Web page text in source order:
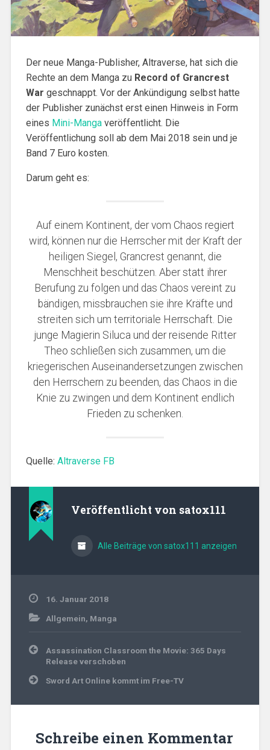
Der neue Manga-Publisher, Altraverse, hat sich die
Rechte an dem Manga zu Record of Grancrest
War geschnappt. Vor der Ankündigung selbst hatte
der Publisher zunächst erst einen Hinweis in Form
eines Mini-Mangaveröffentlicht. Die
Veröffentlichung soll ab dem Mai 2018 sein und je
Band 7 Euro kosten.
Darum geht es:
Auf einem Kontinent, der vom Chaos regiert
wird, können nur die Herrscher mit der Kraft der
heiligen Siegel, Grancrest genannt, die
Menschheit beschützen. Aber statt ihrer
Berufung zu folgen und das Chaos vereint zu
bändigen, missbrauchen sie ihre Kräfte und
streiten sich um territoriale Herrschaft. Die
junge Magierin Siluca und der reisende Ritter
Theo schließen sich zusammen, um die
kriegerischen Auseinandersetzungen zwischen
den Herrschern zu beenden, das Chaos in die
Knie zu zwingen und dem Kontinent endlich
Frieden zu schenken.
Quelle: Altraverse FB
Veröffentlicht von satox111
Alle Beiträge von satox111 anzeigen
16. Januar 2018
Allgemein, Manga
Beitragsnavigation
Assassination Classroom the Movie: 365 Days
Release verschoben
Sword Art Online kommt im Free-TV
Schreibe einen Kommentar